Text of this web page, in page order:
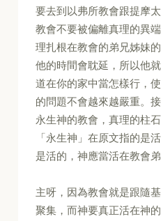
要去到以弗所教會跟提摩
教會不要被偏離真理的異
理扎根在教會的弟兄姊妹
他的時間會耽延，所以他
道在你的家中當怎樣行，
的問題不會越來越嚴重。
永生神的教會，真理的柱
「永生神」在原文指的是
是活的，神應當活在教會弟
主呀，因為教會就是跟隨
聚集，而神要真正活在神